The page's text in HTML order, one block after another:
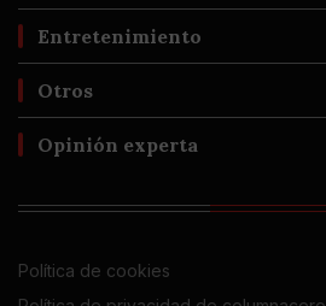
Entretenimiento
Otros
Opinión experta
Política de cookies